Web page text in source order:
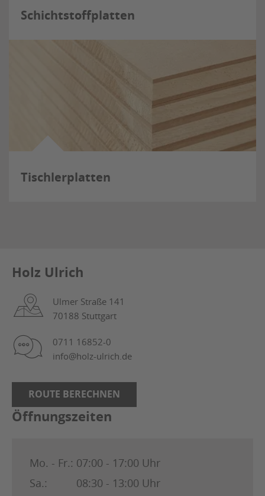
Schichtstoffplatten
Tischlerplatten
Holz Ulrich
Ulmer Straße 141
70188 Stuttgart
0711 16852-0
info@holz-ulrich.de
ROUTE BERECHNEN
Öffnungszeiten
Mo. - Fr.: 07:00 - 17:00 Uhr
Sa.:
08:30 - 13:00 Uhr